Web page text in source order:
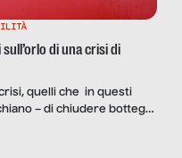
di una crisi di
quelli che in questi
– di chiudere bottega
difficile, è stato introdotto